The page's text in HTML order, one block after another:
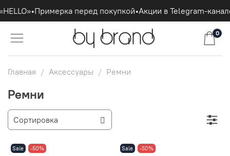
•Примерка перед покупкой•Акции в Telegram-канале•
0
Главная Аксессуары Ремни
Ремни
Sale -50% Sale -50%